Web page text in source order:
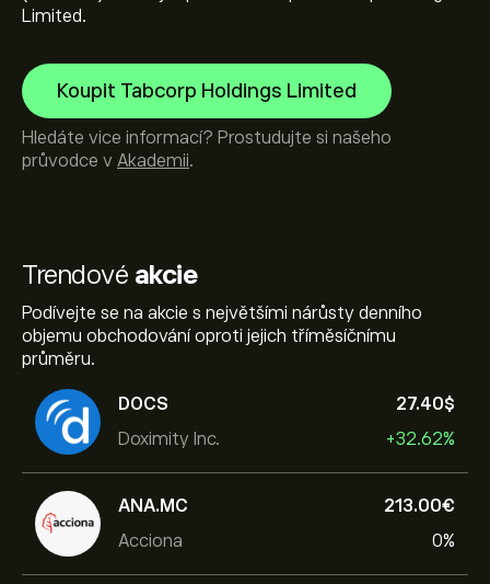
Trendové akcie
Podívejte se na akcie s největšími nárůsty denního
objemu obchodování oproti jejich tříměsíčnímu
průměru.
DOCS
Doximity Inc.
27.40‎$‎
+32.62%
ANA.MC
Acciona
213.00‎€‎
0%
Limited.
Koupit Tabcorp Holdings Limited
Hledáte vice informací? Prostudujte si našeho
průvodce v Akademii.